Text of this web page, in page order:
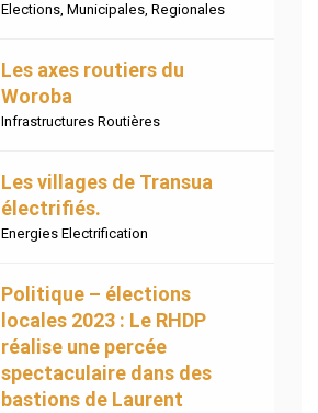
Elections, Municipales, Regionales
Les axes routiers du
Woroba
Infrastructures Routières
Les villages de Transua
électrifiés.
Energies Electrification
Politique – élections
locales 2023 : Le RHDP
réalise une percée
spectaculaire dans des
bastions de Laurent